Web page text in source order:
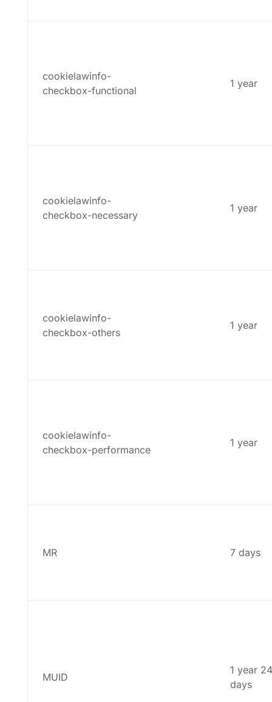
cookielawinfo-
checkbox-functional
1 year
cookielawinfo-
checkbox-necessary
1 year
cookielawinfo-
checkbox-others
1 year
cookielawinfo-
checkbox-performance
1 year
MR 7 days
MUID
1 year 24
days